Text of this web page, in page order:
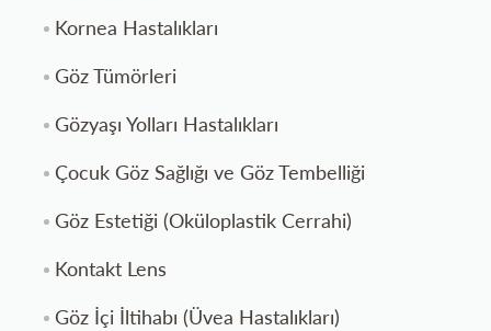
Kornea Hastalıkları
Göz Tümörleri
Gözyaşı Yolları Hastalıkları
Çocuk Göz Sağlığı ve Göz Tembelliği
Göz Estetiği (Oküloplastik Cerrahi)
Kontakt Lens
Göz İçi İltihabı (Üvea Hastalıkları)